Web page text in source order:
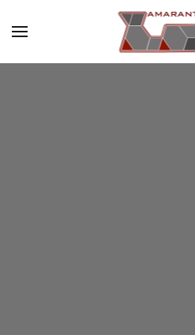
Passa al contenuto